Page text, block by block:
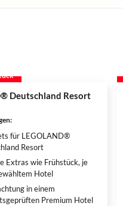
Deutschland Resort
:
für LEGOLAND®
Resort
Extras wie Frühstück, je
Hotel
in einem
Premium Hotel